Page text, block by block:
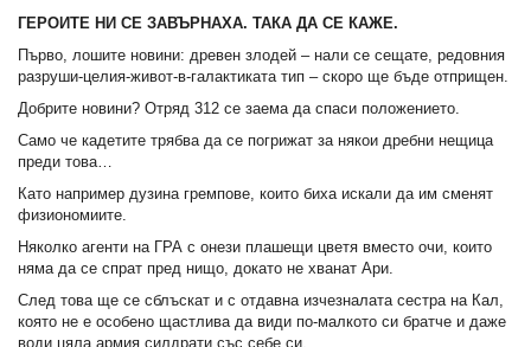
ГЕРОИТЕ НИ СЕ ЗАВЪРНАХА. ТАКА ДА СЕ КАЖЕ.
Първо, лошите новини: древен злодей – нали се сещате, редовния
разруши-целия-живот-в-галактиката тип – скоро ще бъде отприщен.
Добрите новини? Отряд 312 се заема да спаси положението.
Само че кадетите трябва да се погрижат за някои дребни нещица
преди това…
Като например дузина гремпове, които биха искали да им сменят
физиономиите.
Няколко агенти на ГРА с онези плашещи цветя вместо очи, които
няма да се спрат пред нищо, докато не хванат Ари.
След това ще се сблъскат и с отдавна изчезналата сестра на Кал,
която не е особено щастлива да види по-малкото си братче и даже
води цяла армия силдрати със себе си.